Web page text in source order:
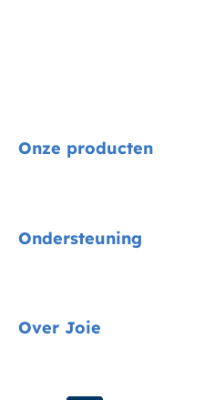
Onze producten
Kinderstoelen
Ondersteuning
Over Joie